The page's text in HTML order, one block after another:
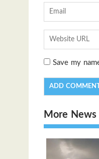
Save my
More News